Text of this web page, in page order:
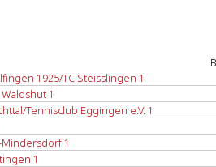
1925/TC Steisslingen 1
1
Tennisclub Eggingen e.V. 1
1
1